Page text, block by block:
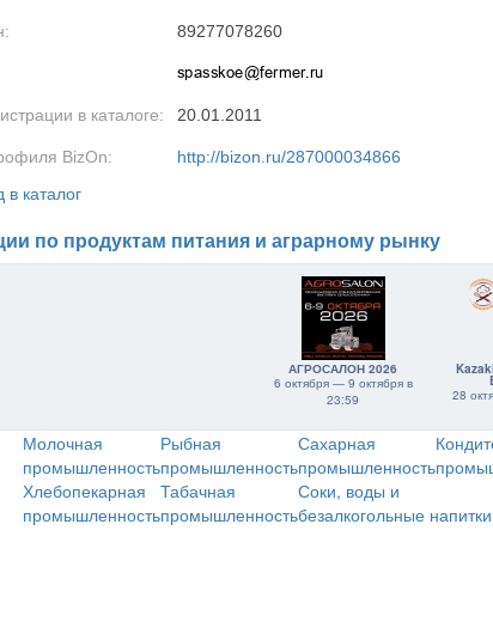
89277078260
в каталоге: 20.01.2011
BizOn: http://bizon.ru/287000034866
в каталог
по продуктам питания и аграрному рынку
АГРОСАЛОН 2026
6 октября — 9 октября в
23:59
28
Молочная
промышленность
Рыбная
промышленность
Сахарная
промышленность
Хлебопекарная
промышленность
Табачная
промышленность
Соки, воды и
безалкогольные напитки